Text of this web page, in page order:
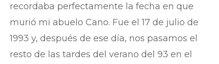
recordaba perfectamente la fecha en que
murió mi abuelo Cano. Fue el 17 de julio de
1993 y, después de ese día, nos pasamos el
resto de las tardes del verano del 93 en el